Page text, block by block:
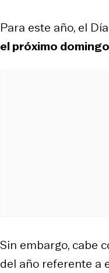
Para este año, el
el próximo
Sin embargo, cabe
del año referente a